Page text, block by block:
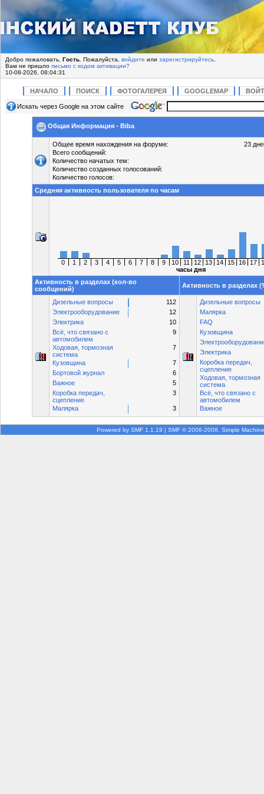
Добро пожаловать, Гость . Пожалуйста, войдите или зарегистрируйтесь
Вам не пришло письмо с кодом активации?
10-08-2026, 08:04:31
НАЧАЛО ПОИСК ФОТОГАЛЕРЕЯ GOOGLEMAP
Искать через Google на этом сайте
Общая Информация - Biba
Общее время нахождения на форуме:
23
Всего сообщений:
Количество начатых тем:
Количество созданных голосований:
Количество голосов:
Средняя активность пользователя по часам
0 1 2 3 4 5 6 7 8 9 10 11 12 13 14 15 16 17
часы дня
Активность в разделах (кол-во
сообщений)
Активность в разделах
Дизельные вопросы
112
Электрооборудование
12
Электрика
10
Всё, что связано с
автомобилем
9
Ходовая, тормозная
система
7
Кузовщина
7
Бортовой журнал
6
Важное
5
Коробка передач,
сцепление
3
Малярка 3
Дизельные вопросы
Малярка
FAQ
Кузовщина
Электрика
Коробка передач,
сцепление
Ходовая, тормозная
система
Всё, что связано с
автомобилем
Важное
Powered by SMF 1.1.19 | SMF © 2006-2008, Simple